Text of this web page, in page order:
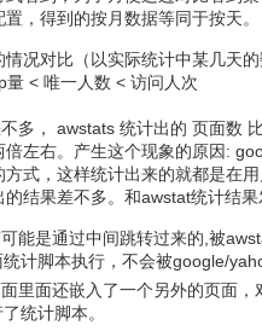
，得到的按月数据等同于按天。
情况对比（以实际统计中某几天
量 < 唯一人数 < 访问人次
多， awstats 统计出的 页面数
倍左右。产生这个现象的原因:
方式，这样统计出来的就都是在
结果差不多。和awstat统计结
能是通过中间跳转过来的,被
计脚本执行，不会被google/
里面还嵌入了一个另外的页面
统计脚本。